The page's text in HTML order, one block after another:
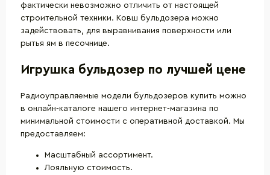
фактически невозможно отличить от настоящей
строительной техники. Ковш бульдозера можно
задействовать, для выравнивания поверхности или
рытья ям в песочнице.
Игрушка бульдозер по лучшей цене
Радиоуправляемые модели бульдозеров купить можно
в онлайн-каталоге нашего интернет-магазина по
минимальной стоимости с оперативной доставкой. Мы
предоставляем:
Масштабный ассортимент.
Лояльную стоимость.